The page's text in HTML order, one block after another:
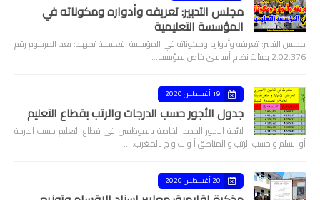
مجلس التدبير: تعريفه وأدواره ومكوناته في
المؤسسة التعليمية
مجلس التدبير: تعريفه وأدواره ومكوناته في المؤسسة التعليمية تمهيد: يعد المرسوم رقم
2.02.376 بمثابة نظام أساسي خاص بمؤسسا…
19 أغسطس 2020
جدول الأجور حسب الدرجات والرتب بقطاع التعليم
لائحة الاجور الجديد الخاصة بالموظفين في قطاع التعليم حسب الدرجة
أو السلم و حسب الرتب و المناطق أ و ب و ج بالمغرب. …
20 أغسطس 2020